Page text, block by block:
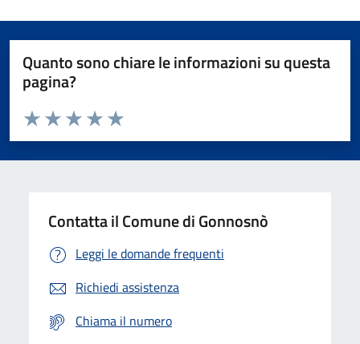
Quanto sono chiare le informazioni su questa
pagina?
Valuta da 1 a 5 stelle la pagina
Valuta 5 stelle su 5
Valuta 4 stelle su 5
Valuta 3 stelle su 5
Valuta 2 stelle su 5
Valuta 1 stelle su 5
Contatta il Comune di Gonnosnò
Leggi le domande frequenti
Richiedi assistenza
Chiama il numero